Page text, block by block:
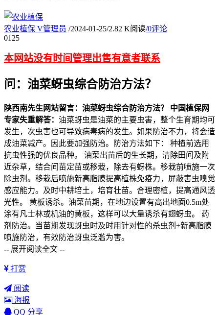
农业植保 V管理员 /2024-01-25/2.82 K阅读/0评论
01 25
本网站没有时间管理出售有意者联系
问：油菜蚜虫综合防治方法？
陕西南先生网站留言：油菜蚜虫综合防治方法？
中国植保网
专家失重解答： 油菜蚜虫是油菜的主要虫害，整个生育期均可
发生，次虫害也可导致病毒病的发生。如果防治不力，将会造
成油菜减产。因此要加强防治。防治方法如下： 种植前选用
抗虫性强的优良品种。 油菜出苗后的生长期，清除田间及附
近杂草，结合间苗定苗或移栽，除去有蚜株。移栽前喷施一次
除虫剂。移栽后喷施新高脂膜提高植株免疫力，屏蔽害虫嗅觉
感应能力。及时中耕培土，培育壮苗。合理密植，提高通风透
光性。 黄板诱杀。油菜苗期，在地边设置有高出地面0.5m处
涂有凡士林或机油的黄板，这样可以大量诱杀有翅蚜虫。 药
剂防治。当苗期发现蚜虫时及时用针对性的杀虫剂+新高脂膜
喷施防治，有效防治蚜虫泛滥为害。
-- 展开阅读全文 --
打赏
阅读
海报
QQ 分享